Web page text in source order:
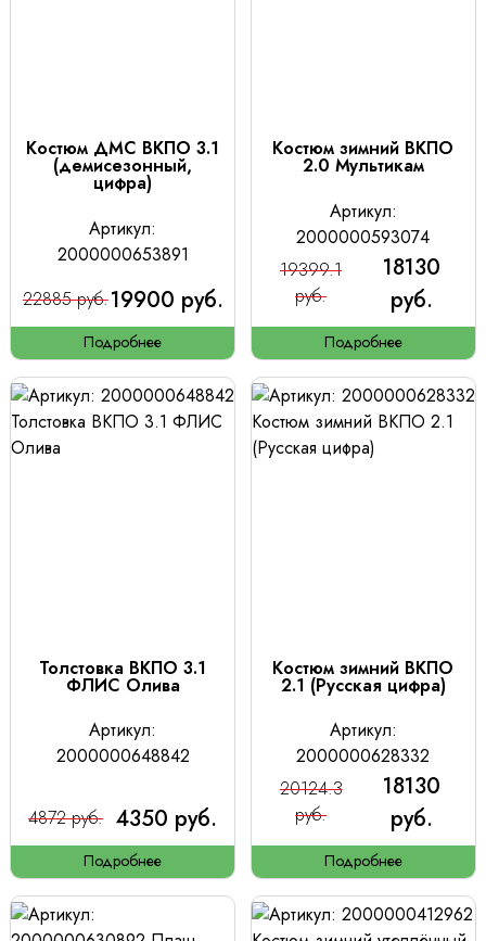
Костюм ДМС ВКПО 3.1
(демисезонный,
цифра)
Артикул:
2000000653891
22885 руб.19900 руб.
Подробнее
Костюм зимний ВКПО
2.0 Мультикам
Артикул:
2000000593074
19399.1
руб.
18130
руб.
Подробнее
Толстовка ВКПО 3.1
ФЛИС Олива
Артикул:
2000000648842
4872 руб. 4350 руб.
Подробнее
Костюм зимний ВКПО
2.1 (Русская цифра)
Артикул:
2000000628332
20124.3
руб.
18130
руб.
Подробнее